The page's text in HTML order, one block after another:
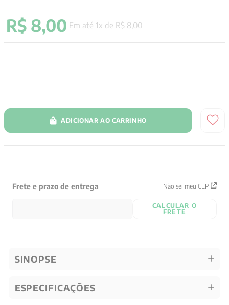
R$ 8,00 Em até 1x de R$ 8 00
ADICIONAR AO CARRINHO
Frete e prazo de entrega Não sei meu CEP
CALCULAR O
FRETE
SINOPSE
ESPECIFICAÇÕES